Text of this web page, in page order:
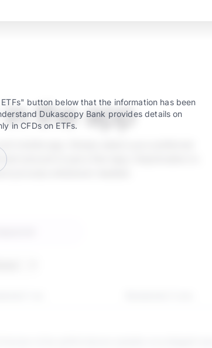
the app
mobile app. Simply select your preferred
amount in just a few taps. Deactivation is
process whenever needed.
button below that the information has been
Dukascopy Bank provides details on
in CFDs on ETFs.